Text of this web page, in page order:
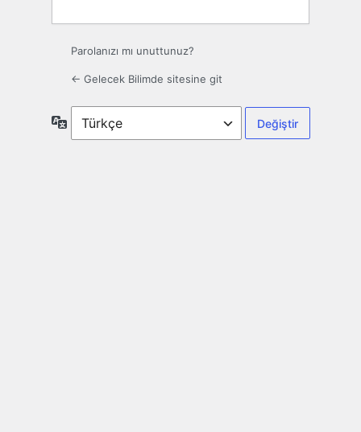
Parolanızı mı unuttunuz?
← Gelecek Bilimde sitesine git
Dil